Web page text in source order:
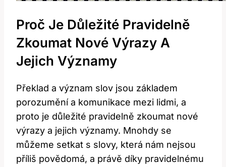
Proč Je Důležité Pravidelně
Zkoumat Nové⁢ Výrazy A
Jejich Významy
Překlad a význam slov jsou základem
porozumění a komunikace mezi lidmi, a
proto je ⁤důležité pravidelně zkoumat nové
výrazy a jejich⁤ významy. Mnohdy se
můžeme setkat s slovy, která‍ nám nejsou
příliš povědomá, a⁣ právě díky pravidelnému